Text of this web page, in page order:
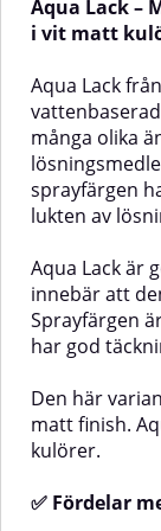
godkänd enligt DIN
vilket betyder att
vattenbaserade
lätt att använda,
och har god
sprayfärgen har en
mattsvart kulör,
finns i en mängd
hittar fler här.✅
Aqua Lack från
kvalitetMindre
behaglig
inomhusLämplig för
sprayfärgLämplig
- Ett utmärkt val
leksaker, möbler
Aqua Lack har en
sprutdamm och en
Aqua Lack –
i vit matt
Aqua Lack
många olika
sprayfärgen
lukten av
Aqua Lack är
innebär att
Sprayfärgen
har god
Den här
matt finish.
kulörer.
✅ Fördelar